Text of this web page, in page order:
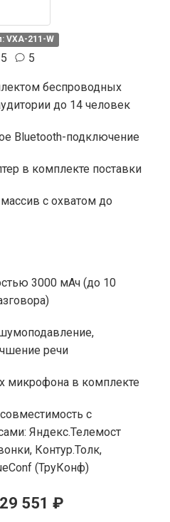
VXA-211-W
5 5
беспроводных
до 14 человек
Bluetooth-подключение
в комплекте поставки
с охватом до
3000 мАч (до 10
речи
микрофона в комплекте
с
Яндекс.Телемост
Контур.Толк,
(ТруКонф)
29 551 ₽